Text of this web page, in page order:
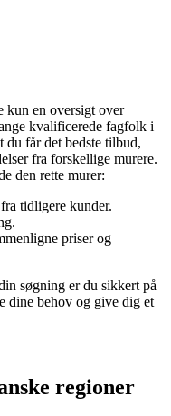
kun en oversigt over
kvalificerede fagfolk i
du får det bedste tilbud,
fra forskellige murere.
den rette murer:
tidligere kunder.
priser og
søgning er du sikkert på
dine behov og give dig et
regioner